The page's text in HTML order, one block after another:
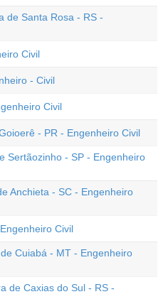
de Santa Rosa - RS -
Civil
- Civil
Civil
- PR - Engenheiro Civil
Sertãozinho - SP - Engenheiro
Anchieta - SC - Engenheiro
Civil
Cuiabá - MT - Engenheiro
de Caxias do Sul - RS -